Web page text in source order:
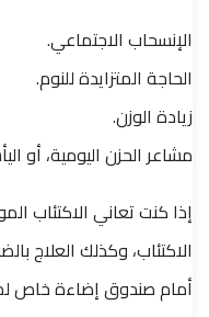
الإنسحاب الاجتماعي.
الحاجة المتزايدة للنوم.
زيادة الوزن.
مشاعر الحزن اليومية، أو
إذا كنت تعاني الاكتئاب
الاكتئاب، وكذلك العلاج
أمام صندوق إضاءة خاص لمدة 15-30 دقيقة